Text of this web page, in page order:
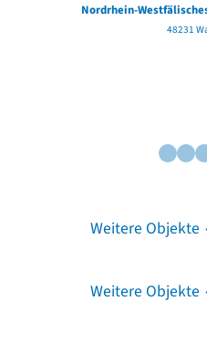
Nordrhein-
48231
Weitere Objekte
Weitere Objekte